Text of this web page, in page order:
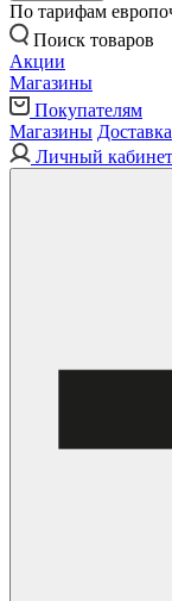
По тарифам
Поиск товаров
Акции
Магазины
Покупателям
Магазины Доставка
Личный кабинет